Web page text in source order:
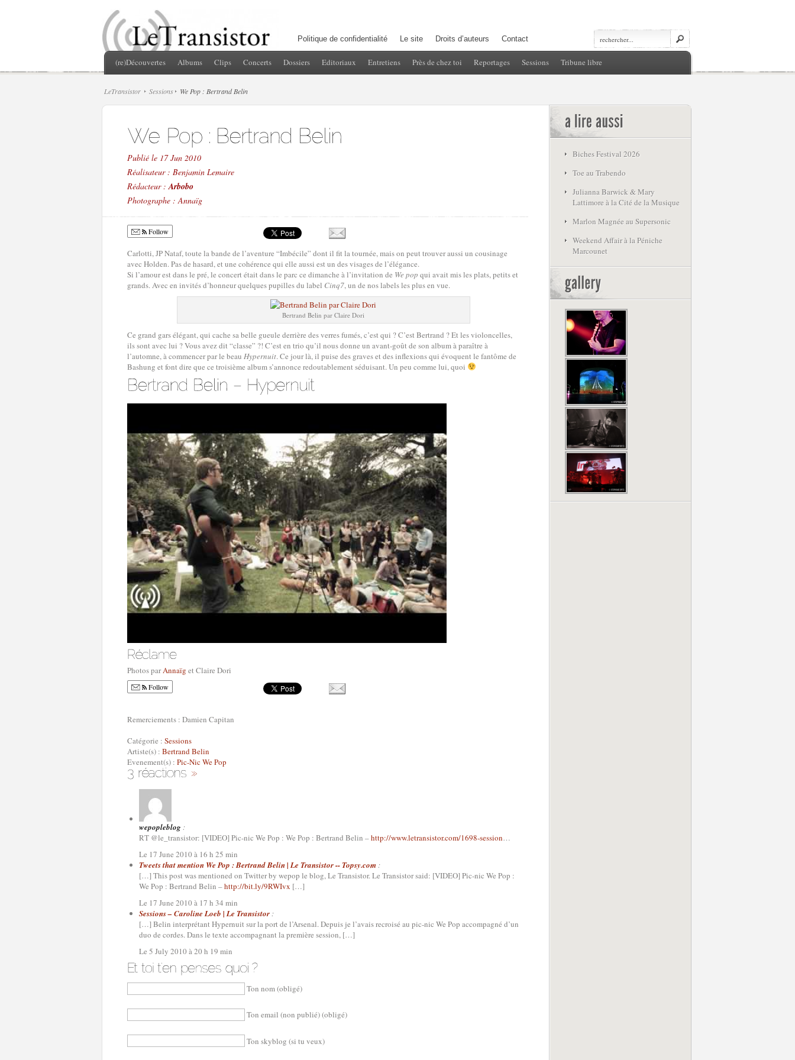
Politique de confidentialité Le site Droits d’auteurs Contact
(re)Découvertes Albums Clips Concerts Dossiers Editoriaux Entretiens Près de chez toi Reportages Sessions Tribune libre
LeTransistor Sessions We Pop : Bertrand Belin
Publié le 17 Jun 2010
Réalisateur : Benjamin Lemaire
Rédacteur :Arbobo
Photographe : Annaïg
Follow
Carlotti, JP Nataf, toute la bande de l’aventure “Imbécile” dont il fit la tournée, mais on peut trouver aussi un cousinage
avec Holden. Pas de hasard, et une cohérence qui elle aussi est un des visages de l’élégance.
Si l’amour est dans le pré, le concert était dans le parc ce dimanche à l’invitation de We pop qui avait mis les plats, petits et
grands. Avec en invités d’honneur quelques pupilles du label Cinq7, un de nos labels les plus en vue.
Bertrand Belin par Claire Dori
Ce grand gars élégant, qui cache sa belle gueule derrière des verres fumés, c’est qui ? C’est Bertrand ? Et les violoncelles,
ils sont avec lui ? Vous avez dit “classe” ?! C’est en trio qu’il nous donne un avant-goût de son album à paraître à
l’automne, à commencer par le beau Hypernuit. Ce jour là, il puise des graves et des inflexions qui évoquent le fantôme de
Bashung et font dire que ce troisième album s’annonce redoutablement séduisant. Un peu comme lui, quoi
Photos parAnnaïg et Claire Dori
Follow
Remerciements : Damien Capitan
Catégorie : Sessions
Artiste(s) : Bertrand Belin
Evenement(s) : Pic-Nic We Pop
wepopleblog:
RT @le_transistor: [VIDEO] Pic-nic We Pop : We Pop : Bertrand Belin –http://www.letransistor.com/1698-session…
Le 17 June 2010 à 16 h 25 min
Tweets that mention We Pop : Bertrand Belin | Le Transistor -- Topsy.com:
[…] This post was mentioned on Twitter by wepop le blog, Le Transistor. Le Transistor said: [VIDEO] Pic-nic We Pop :
We Pop : Bertrand Belin –http://bit.ly/9RWIvx […]
Le 17 June 2010 à 17 h 34 min
Sessions – Caroline Loeb | Le Transistor:
[…] Belin interprétant Hypernuit sur la port de l’Arsenal. Depuis je l’avais recroisé au pic-nic We Pop accompagné d’un
duo de cordes. Dans le texte accompagnant la première session, […]
Le 5 July 2010 à 20 h 19 min
Ton nom (obligé)
Ton email (non publié) (obligé)
Ton skyblog (si tu veux)
Biches Festival 2026
Toe au Trabendo
Julianna Barwick & Mary
Lattimore à la Cité de la Musique
Marlon Magnée au Supersonic
Weekend Affair à la Péniche
Marcounet